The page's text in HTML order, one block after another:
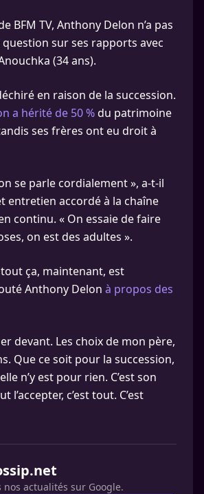
BFM TV, Anthony Delon n’a pas
question sur ses rapports avec
(34 ans).
en raison de la succession.
a hérité de 50 %du patrimoine
ses frères ont eu droit à
se parle cordialement », a-t-il
entretien accordé à la chaîne
continu. « On essaie de faire
on est des adultes ».
tout ça, maintenant, est
Anthony Delon à propos des
devant. Les choix de mon père,
Que ce soit pour la succession,
n’y est pour rien. C’est son
l’accepter, c’est tout. C’est
nos actualités sur Google.